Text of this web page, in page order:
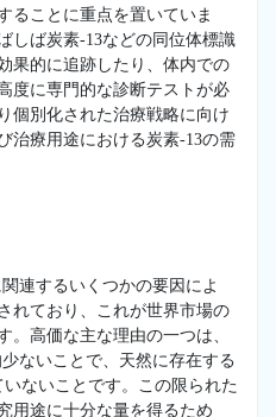
ることに重点を置いていま
しば炭素-13などの同位体標識
果的に追跡したり、体内での
度に専門的な診断テストが必
個別化された治療戦略に向け
治療用途における炭素-13の需
連するいくつかの要因によ
れており、これが世界市場の
。高価な主な理由の一つは、
ないことで、天然に存在する
ないことです。この限られた
用途に十分な量を得るため